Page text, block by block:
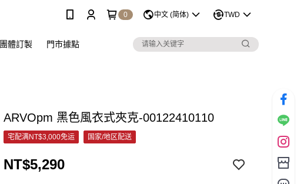
0 中文 (简体) TWD
團體訂製 門市據點
ARVOpm 黑色風衣式夾克-00122410110
宅配满NT$3,000免运 国家/地区配送
NT$5,290